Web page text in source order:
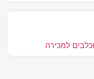
כלבים למכירה